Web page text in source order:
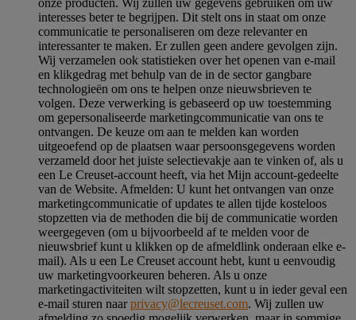
interesses beter te begrijpen. Dit stelt ons in staat om onze
communicatie te personaliseren om deze relevanter en
interessanter te maken. Er zullen geen andere gevolgen zijn.
Wij verzamelen ook statistieken over het openen van e-mail
en klikgedrag met behulp van de in de sector gangbare
technologieën om ons te helpen onze nieuwsbrieven te
volgen. Deze verwerking is gebaseerd op uw toestemming
om gepersonaliseerde marketingcommunicatie van ons te
ontvangen. De keuze om aan te melden kan worden
uitgeoefend op de plaatsen waar persoonsgegevens worden
verzameld door het juiste selectievakje aan te vinken of, als u
een Le Creuset-account heeft, via het Mijn account-gedeelte
van de Website. Afmelden: U kunt het ontvangen van onze
marketingcommunicatie of updates te allen tijde kosteloos
stopzetten via de methoden die bij de communicatie worden
weergegeven (om u bijvoorbeeld af te melden voor de
nieuwsbrief kunt u klikken op de afmeldlink onderaan elke e-
mail). Als u een Le Creuset account hebt, kunt u eenvoudig
uw marketingvoorkeuren beheren. Als u onze
marketingactiviteiten wilt stopzetten, kunt u in ieder geval een
e-mail sturen naarprivacy@lecreuset.com. Wij zullen uw